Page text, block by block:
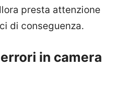
presta attenzione
di conseguenza.
in camera